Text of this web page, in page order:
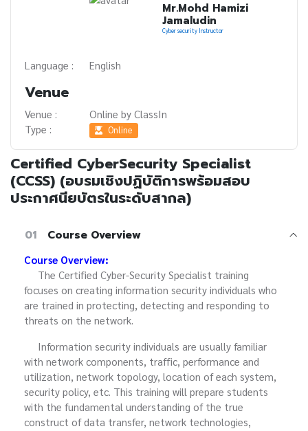
Mr.Mohd Hamizi
Jamaludin
Cyber security Instructor
Language : English
Venue
Venue :
Online by ClassIn
Type :
Online
Certified CyberSecurity Specialist
(CCSS) (อบรมเชิงปฏิบัติการพร้อมสอบ
ประกาศนียบัตรในระดับสากล)
01 Course Overview
Course Overview:
The Certified Cyber-Security Specialist training
focuses on creating information security individuals who
are trained in protecting, detecting and responding to
threats on the network.
Information security individuals are usually familiar
with network components, traffic, performance and
utilization, network topology, location of each system,
security policy, etc. This training will prepare students
with the fundamental understanding of the true
construct of data transfer, network technologies,